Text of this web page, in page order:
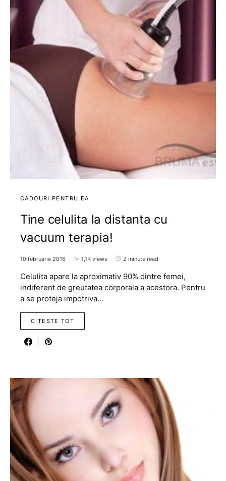
CADOURI PENTRU EA
Tine celulita la distanta cu
vacuum terapia!
10 februarie 2016 1,1K views 2 minute read
Celulita apare la aproximativ 90% dintre femei,
indiferent de greutatea corporala a acestora. Pentru
a se proteja impotriva…
CITESTE TOT